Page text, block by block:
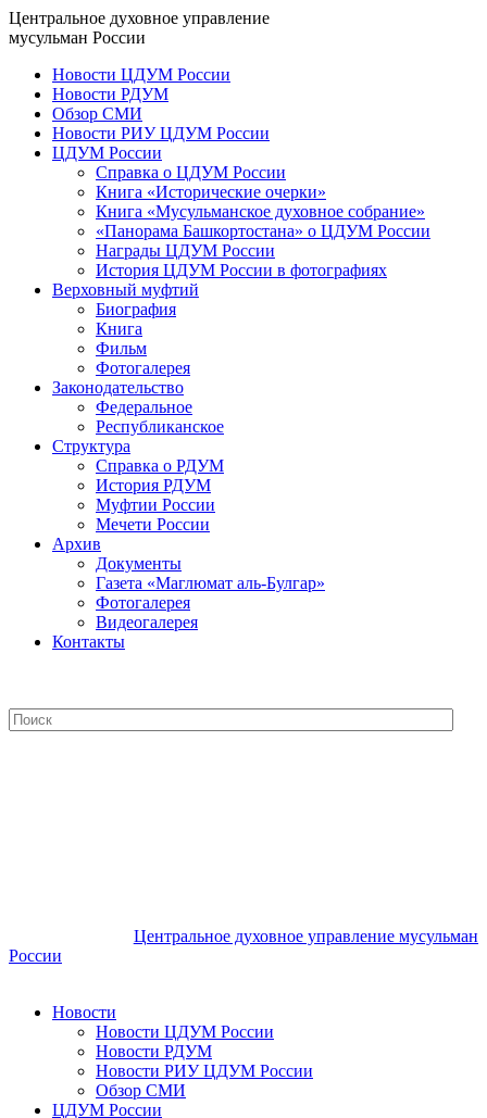
Центральное духовное управление
мусульман России
Новости ЦДУМ России
Новости РДУМ
Обзор СМИ
Новости РИУ ЦДУМ России
ЦДУМ России
Справка о ЦДУМ России
Книга «Исторические очерки»
Книга «Мусульманское духовное собрание»
«Панорама Башкортостана» о ЦДУМ России
Награды ЦДУМ России
История ЦДУМ России в фотографиях
Верховный муфтий
Биография
Книга
Фильм
Фотогалерея
Законодательство
Федеральное
Республиканское
Структура
Справка о РДУМ
История РДУМ
Муфтии России
Мечети России
Архив
Документы
Газета «Маглюмат аль-Булгар»
Фотогалерея
Видеогалерея
Контакты
Центральное духовное управление мусульман
России
Новости
Новости ЦДУМ России
Новости РДУМ
Новости РИУ ЦДУМ России
Обзор СМИ
ЦДУМ России